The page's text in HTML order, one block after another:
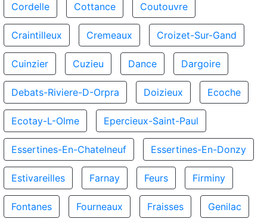
Cordelle Cottance Coutouvre
Craintilleux Cremeaux Croizet-Sur-Gand
Cuinzier Cuzieu Dance Dargoire
Debats-Riviere-D-Orpra Doizieux Ecoche
Ecotay-L-Olme Epercieux-Saint-Paul
Essertines-En-Chatelneuf Essertines-En-Donzy
Estivareilles Farnay Feurs Firminy
Fontanes Fourneaux Fraisses Genilac